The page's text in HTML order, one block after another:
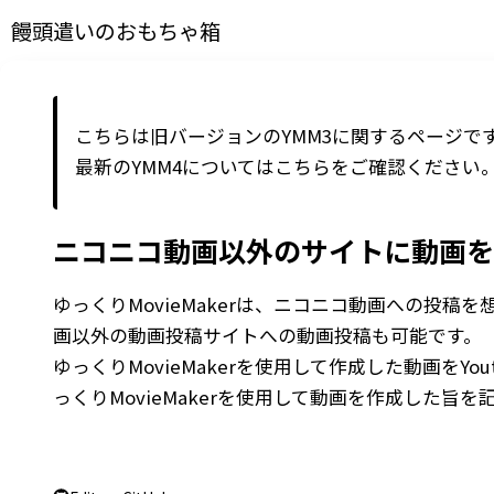
饅頭遣いのおもちゃ箱
こちらは旧バージョンのYMM3に関するページです
最新のYMM4についてはこちらをご確認ください。
ニコニコ動画以外のサイトに動画
ゆっくりMovieMakerは、ニコニコ動画への投稿を
画以外の動画投稿サイトへの動画投稿も可能です。
ゆっくりMovieMakerを使用して作成した動画を
っくりMovieMakerを使用して動画を作成した旨を